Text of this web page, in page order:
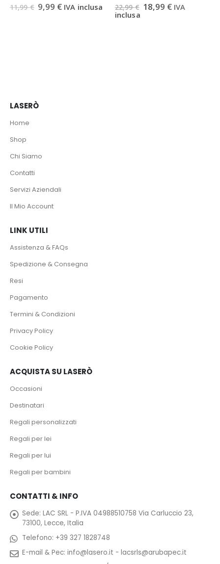
4.25 Su 5
11,99€ Il
prezzo
9,99 €IlIVA inclusa 4.64 Su 5
22,99€ Il
prezzo
18,99 €IlIVA
inclusa
LASERÒ
Home
Shop
Chi Siamo
Contatti
Servizi Aziendali
Il Mio Account
LINK UTILI
Assistenza & FAQs
Spedizione & Consegna
Resi
Pagamento
Termini & Condizioni
Privacy Policy
Cookie Policy
ACQUISTA SU LASERÒ
Occasioni
Destinatari
Regali personalizzati
Regali per lei
Regali per lui
Regali per bambini
CONTATTI & INFO
Sede: LAC SRL - P.IVA 04988510758 Via Carluccio 23,
73100, Lecce, Italia
Telefono: +39 327 1828748
E-mail & Pec: info@lasero.it - lacsrls@arubapec.it